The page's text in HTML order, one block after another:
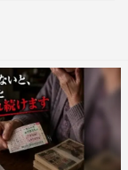
ボール部の主将
アン・コージら
％の2連覇に
・ナダルは同じ